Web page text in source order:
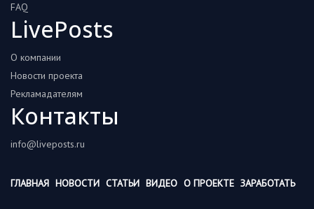
FAQ
LivePosts
О компании
Новости проекта
Рекламадателям
Контакты
info@liveposts.ru
ГЛАВНАЯ НОВОСТИ СТАТЬИ ВИДЕО О ПРОЕКТЕ ЗАРАБОТАТЬ